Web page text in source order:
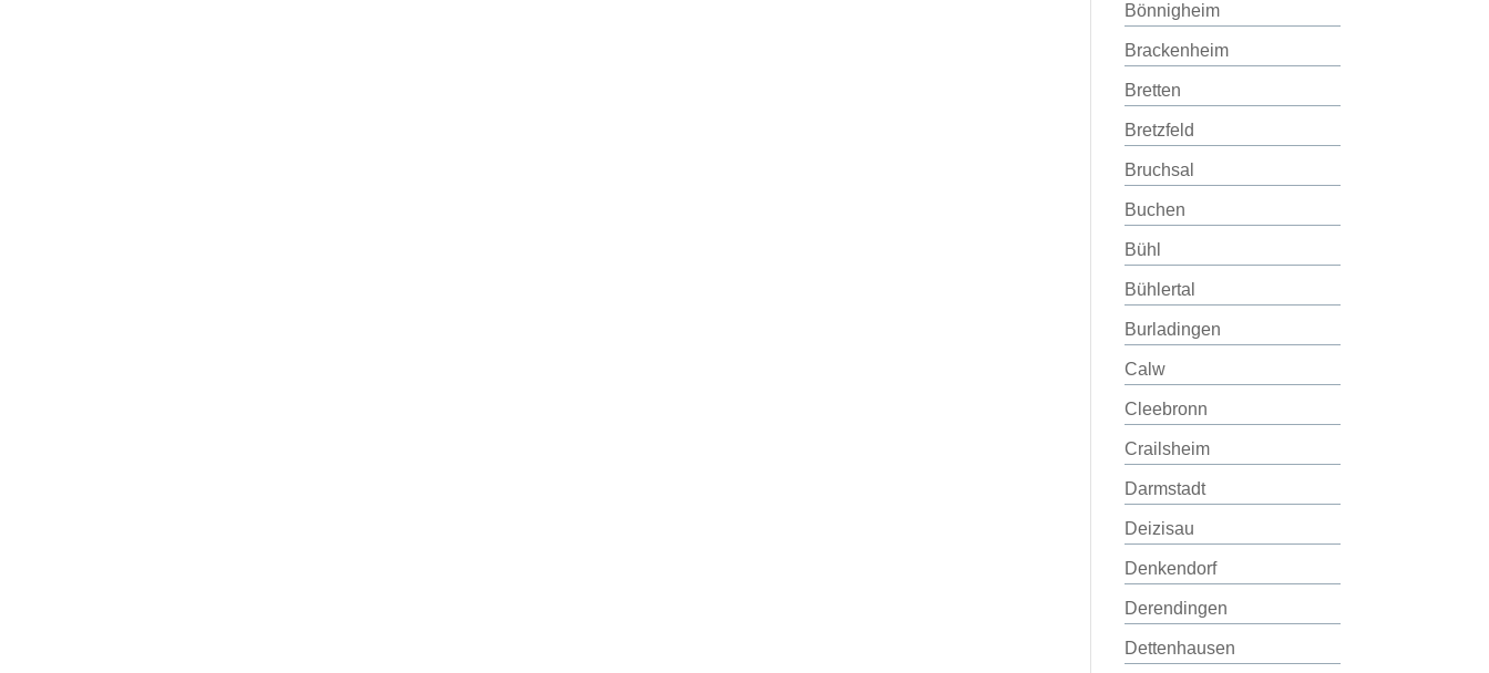
Bönnigheim
Brackenheim
Bretten
Bretzfeld
Bruchsal
Buchen
Bühl
Bühlertal
Burladingen
Calw
Cleebronn
Crailsheim
Darmstadt
Deizisau
Denkendorf
Derendingen
Dettenhausen